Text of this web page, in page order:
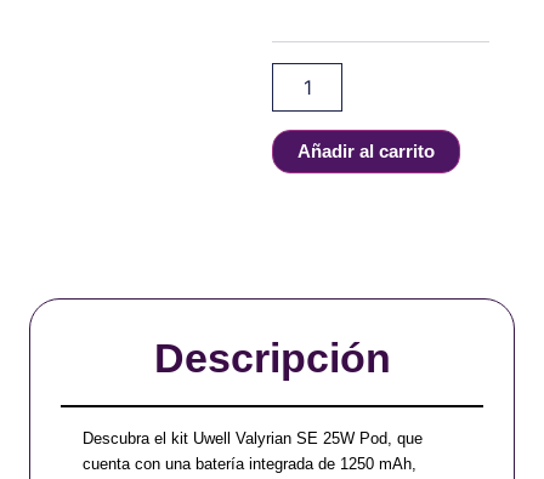
25W
POD
Añadir al carrito
Descripción
Descubra el kit Uwell Valyrian SE 25W Pod, que
cuenta con una batería integrada de 1250 mAh,